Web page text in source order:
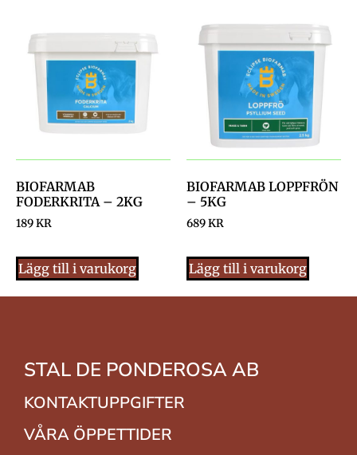
BIOFARMAB
FODERKRITA – 2KG
189KR
Lägg till i varukorg
BIOFARMAB LOPPFRÖN
– 5KG
689KR
Lägg till i varukorg
STAL DE PONDEROSA AB
KONTAKTUPPGIFTER
VÅRA ÖPPETTIDER